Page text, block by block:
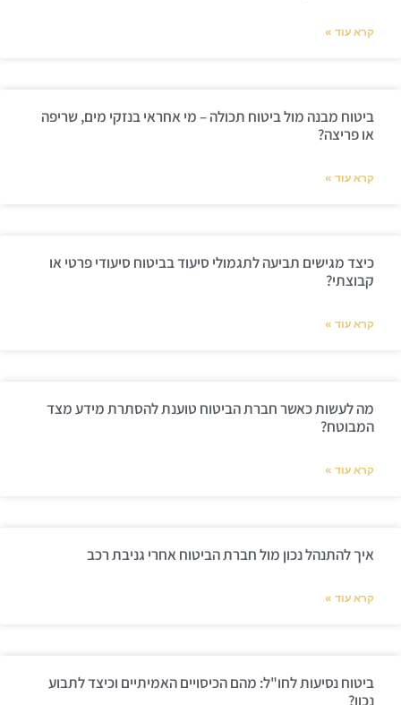
קרא עוד »
ביטוח מבנה מול ביטוח תכולה – מי אחראי בנזקי מים, שריפה
או פריצה?
קרא עוד »
כיצד מגישים תביעה לתגמולי סיעוד בביטוח סיעודי פרטי או
קבוצתי?
קרא עוד »
מה לעשות כאשר חברת הביטוח טוענת להסתרת מידע מצד
המבוטח?
קרא עוד »
איך להתנהל נכון מול חברת הביטוח אחרי גניבת רכב
קרא עוד »
ביטוח נסיעות לחו"ל: מהם הכיסויים האמיתיים וכיצד לתבוע
נכון?